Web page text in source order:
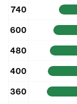
740
600
480
400
360